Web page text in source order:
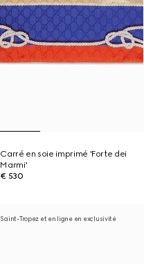
Carré en soie imprimé 'Forte dei
Marmi'
€ 530
Saint-Tropez et en ligne en exclusivité